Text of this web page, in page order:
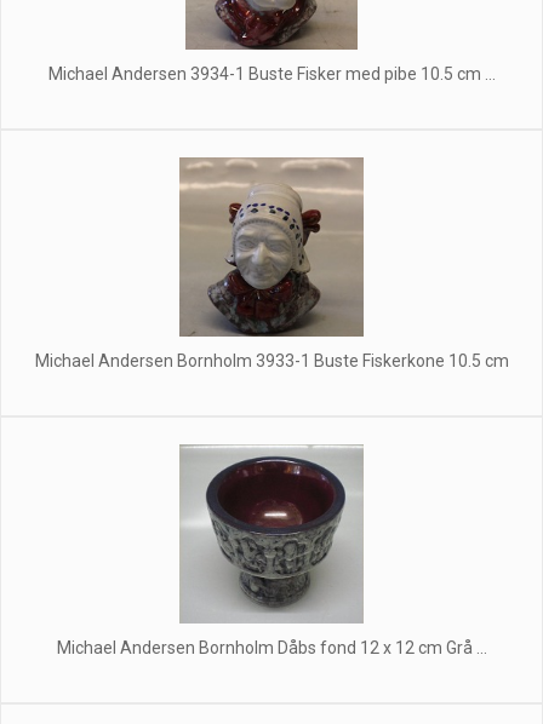
Michael Andersen 3934-1 Buste Fisker med pibe 10.5 cm ...
Michael Andersen Bornholm 3933-1 Buste Fiskerkone 10.5 cm
Michael Andersen Bornholm Dåbs fond 12 x 12 cm Grå ...